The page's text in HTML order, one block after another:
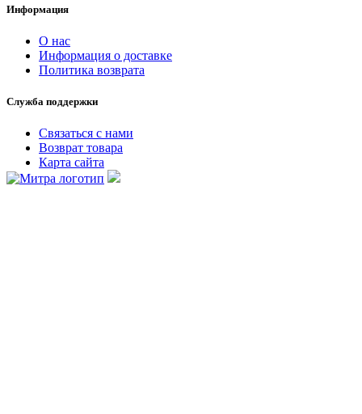
Информация
О нас
Информация о доставке
Политика возврата
Служба поддержки
Связаться с нами
Возврат товара
Карта сайта